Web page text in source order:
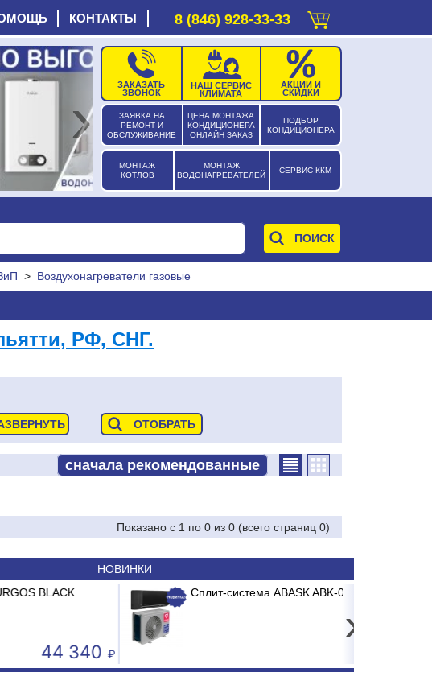
КОНТАКТЫ 8 (846) 928-33-33
ЗАЯВКА НА
РЕМОНТ И
ОБСЛУЖИВАНИЕ
ЦЕНА МОНТАЖА
КОНДИЦИОНЕРА
ОНЛАЙН ЗАКАЗ
ПОДБОР
КОНДИЦИОНЕРА
МОНТАЖ
КОТЛОВ
МОНТАЖ
ВОДОНАГРЕВАТЕЛЕЙ
СЕРВИС ККМ
ЗАКАЗАТЬ
ЗВОНОК
НАШ СЕРВИС
КЛИМАТА
АКЦИИ И
СКИДКИ
›
> Воздухонагреватели газовые
Картридж мех.очистки ITA PP-10 1-я ступень
НОВИНКИ
Сплит-система ABASK ABK-07 BRG/TC2/E1 BURGOS BLACK
›
РФ, СНГ.
Показано с 1 по 0 из 0 (всего страниц 0)